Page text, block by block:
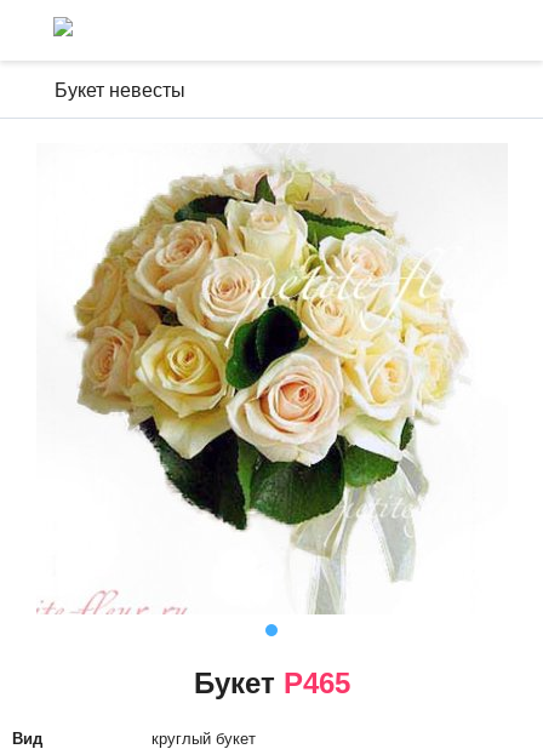
Букет невесты
Букет P465
Вид
круглый букет